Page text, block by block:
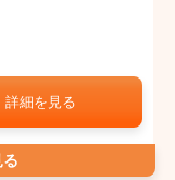
詳細を見る